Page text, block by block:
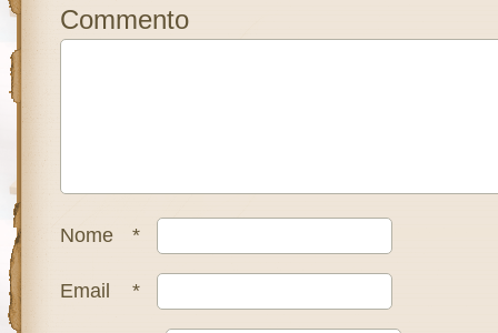
Commento
Nome *
Email *